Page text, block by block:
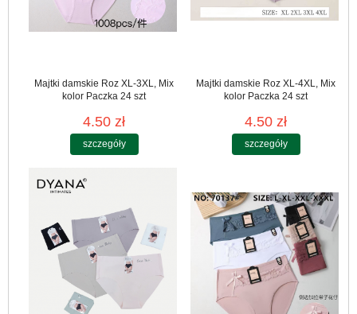
Majtki damskie Roz XL-3XL, Mix
kolor Paczka 24 szt
4.50 zł
szczegóły
Majtki damskie Roz XL-4XL, Mix
kolor Paczka 24 szt
4.50 zł
szczegóły